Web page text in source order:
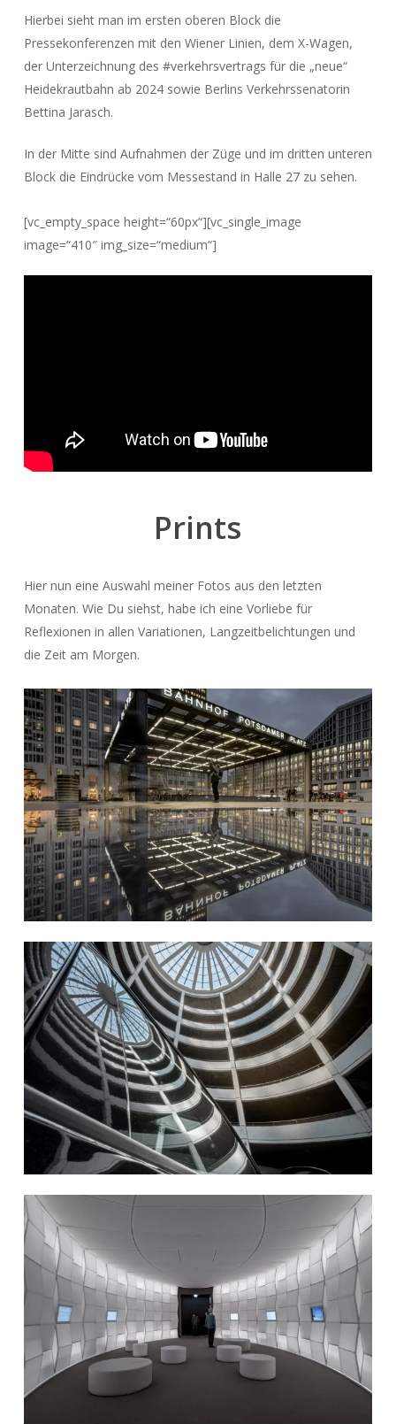
Hierbei sieht man im ersten oberen Block die
Pressekonferenzen mit den Wiener Linien, dem X-Wagen,
der Unterzeichnung des #verkehrsvertrags für die „neue“
Heidekrautbahn ab 2024 sowie Berlins Verkehrssenatorin
Bettina Jarasch.
In der Mitte sind Aufnahmen der Züge und im dritten unteren
Block die Eindrücke vom Messestand in Halle 27 zu sehen.
[vc_empty_space height=“60px“][vc_single_image
image=“410″ img_size=“medium“]
Prints
Hier nun eine Auswahl meiner Fotos aus den letzten
Monaten. Wie Du siehst, habe ich eine Vorliebe für
Reflexionen in allen Variationen, Langzeitbelichtungen und
die Zeit am Morgen.